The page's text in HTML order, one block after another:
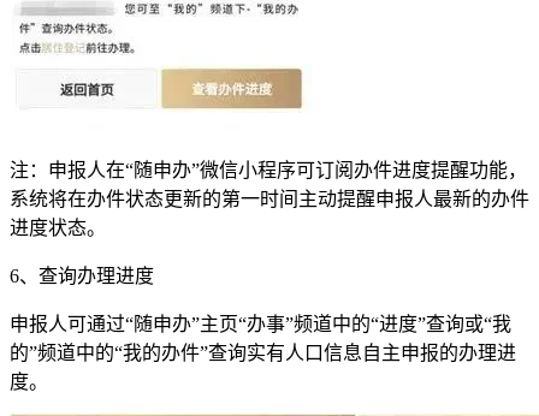
注：申报人在“随申办”微信小程序可订阅办件进度提醒功能，
系统将在办件状态更新的第一时间主动提醒申报人最新的办件
进度状态。
6、查询办理进度
申报人可通过“随申办”主页“办事”频道中的“进度”查询或“我
的”频道中的“我的办件”查询实有人口信息自主申报的办理进
度。